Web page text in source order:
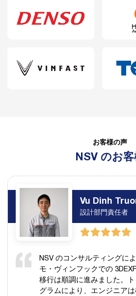
お客様の声
NSV のお
Vu Dinh
設計部門責任者
NSV のコンサルティングに
モ・ヴィンフックでの
移行は順調に進みました。
グラムにより、エンジニア